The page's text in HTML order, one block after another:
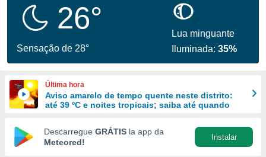
fornecidas
a este
das
e
forma
digital
26°
Sensação de 28°
Lua minguante
Iluminada:35%
Última hora
Aviso amarelo de tempo quente neste distrito:
até 39 ºC e noites tropicais; saiba até quando
Descarregue GRÁTIS la app da
Meteored!
Instalar